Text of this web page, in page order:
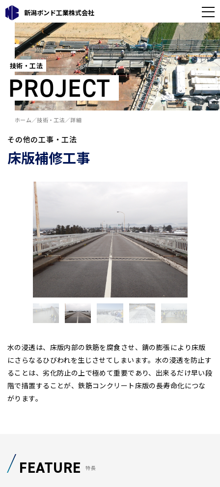
新潟ボンド工業株式会社
技術・工法
PROJECT
ホーム 技術・工法 詳細
その他の工事・工法
床版補修工事
水の浸透は、床版内部の鉄筋を腐食させ、錆の膨張により床版
にさらなるひびわれを生じさせてしまいます。水の浸透を防止す
ることは、劣化防止の上で極めて重要であり、出来るだけ早い段
階で措置することが、鉄筋コンクリート床版の長寿命化につな
がります。
FEATURE 特長